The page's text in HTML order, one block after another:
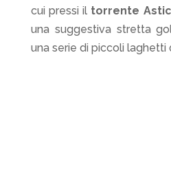
cui pressi il torrente
una suggestiva stretta
una serie di piccoli laghetti